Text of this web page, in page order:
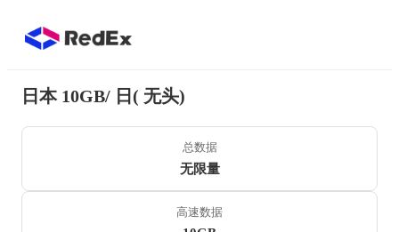
日本 10GB/ 日( 无头)
总数据
无限量
高速数据